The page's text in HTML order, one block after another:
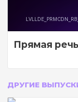
Прямая
ДРУГИЕ